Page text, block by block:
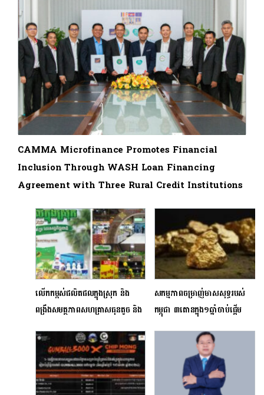
CAMMA Microfinance Promotes Financial
Inclusion Through WASH Loan Financing
Agreement with Three Rural Credit Institutions
លើកកម្ពស់​ផលិតផល​ក្នុងស្រុក និង​
ពង្រឹង​សមត្ថភាព​សហគ្រាស​ធុន​តូច និង​
រៀបចំ​ពិព័រណ៍​ផលិតផល​ក្នុងស្រុក
សកម្មភាពចម្រាញ់មាសសុទ្ធរបស់
កម្ពុជា ៣តោនក្នុង១ឆ្នាំចាប់ផ្តើម